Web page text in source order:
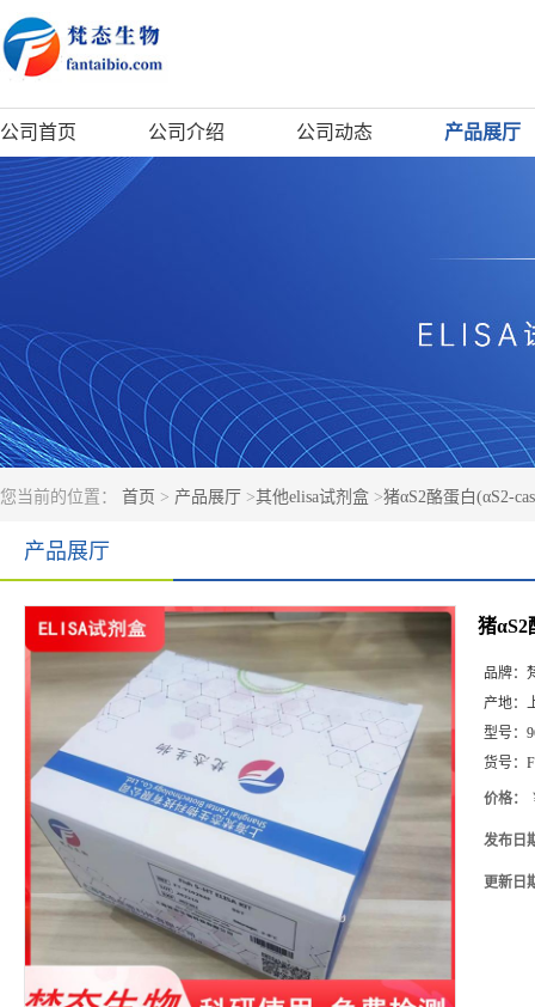
公司首页 公司介绍 公司动态 产品展厅
您当前的位置： 首页 > 产品展厅 >其他elisa试剂盒 >猪αS2酪蛋白(αS2-
产品展厅
猪αS2
品牌：
产地：
型号：
货号：
价格：
发布日
更新日